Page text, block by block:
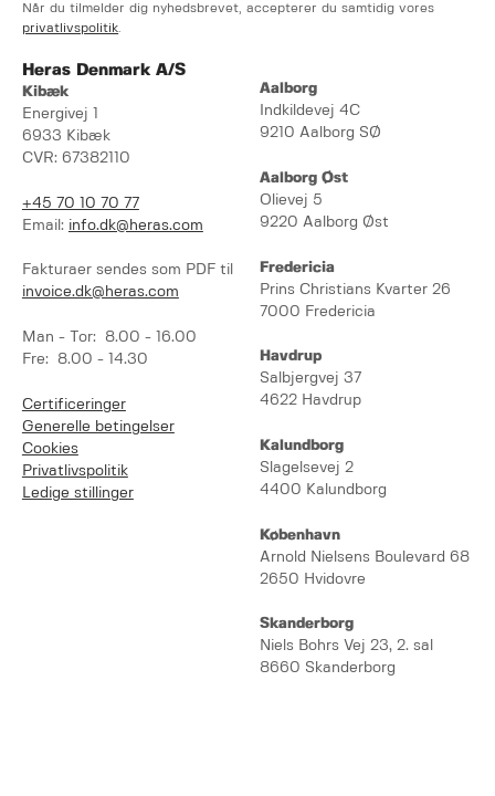
Når du tilmelder dig nyhedsbrevet, accepterer du samtidig vores
privatlivspolitik
Heras Denmark A/S
Kibæk
Energivej 1
6933 Kibæk
CVR: 67382110
+45 70 10 70 77
Email: info.dk@heras.com
Fakturaer sendes som PDF til
invoice.dk@heras.com
Man - Tor: 8.00 - 16.00
Fre: 8.00 - 14.30
Certificeringer
Generelle betingelser
Cookies
Privatlivspolitik
Ledige stillinger
Aalborg
Indkildevej 4C
9210 Aalborg SØ
Aalborg Øst
Olievej 5
9220 Aalborg Øst
Fredericia
Prins Christians Kvarter 26
7000 Fredericia
Havdrup
Salbjergvej 37
4622 Havdrup
Kalundborg
Slagelsevej 2
4400 Kalundborg
København
Arnold Nielsens Boulevard 68
2650 Hvidovre
Skanderborg
Niels Bohrs Vej 23, 2. sal
8660 Skanderborg